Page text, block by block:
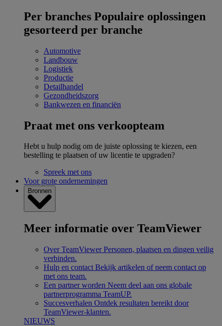
Per branches Populaire oplossingen
gesorteerd per branche
Automotive
Landbouw
Logistiek
Productie
Detailhandel
Gezondheidszorg
Bankwezen en financiën
Praat met ons verkoopteam
Hebt u hulp nodig om de juiste oplossing te kiezen, een
bestelling te plaatsen of uw licentie te upgraden?
Spreek met ons
Voor grote ondernemingen
Bronnen
Meer informatie over TeamViewer
Over TeamViewer Personen, plaatsen en dingen veilig
verbinden.
Hulp en contact Bekijk artikelen of neem contact op
met ons team.
Een partner worden Neem deel aan ons globale
partnerprogramma TeamUP.
Succesverhalen Ontdek resultaten bereikt door
TeamViewer-klanten.
NIEUWS